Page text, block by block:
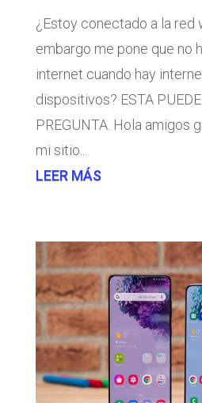
¿Estoy conectado a la red
embargo me pone que no
internet cuando hay
dispositivos? ESTA
PREGUNTA. Hola amigos
mi sitio...
LEER MÁS